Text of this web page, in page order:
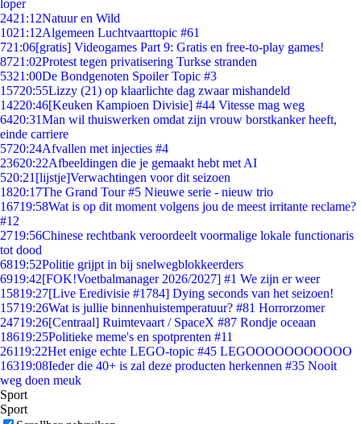
loper
2421:12Natuur en Wild
1021:12Algemeen Luchtvaarttopic #61
721:06[gratis] Videogames Part 9: Gratis en free-to-play games!
8721:02Protest tegen privatisering Turkse stranden
5321:00De Bondgenoten Spoiler Topic #3
15720:55Lizzy (21) op klaarlichte dag zwaar mishandeld
14220:46[Keuken Kampioen Divisie] #44 Vitesse mag weg
6420:31Man wil thuiswerken omdat zijn vrouw borstkanker heeft,
einde carriere
5720:24Afvallen met injecties #4
23620:22Afbeeldingen die je gemaakt hebt met AI
520:21 [lijstje]Verwachtingen voor dit seizoen
1820:17The Grand Tour #5 Nieuwe serie - nieuw trio
16719:58Wat is op dit moment volgens jou de meest irritante reclame?
#12
2719:56Chinese rechtbank veroordeelt voormalige lokale functionaris
tot dood
6819:52Politie grijpt in bij snelwegblokkeerders
6919:42[FOK!Voetbalmanager 2026/2027] #1 We zijn er weer
15819:27[Live Eredivisie #1784] Dying seconds van het seizoen!
15719:26Wat is jullie binnenhuistemperatuur? #81 Horrorzomer
24719:26[Centraal] Ruimtevaart / SpaceX #87 Rondje oceaan
18619:25Politieke meme's en spotprenten #11
26119:22Het enige echte LEGO-topic #45 LEGOOOOOOOOOOO
16319:08Ieder die 40+ is zal deze producten herkennen #35 Nooit
weg doen meuk
Sport
Sport